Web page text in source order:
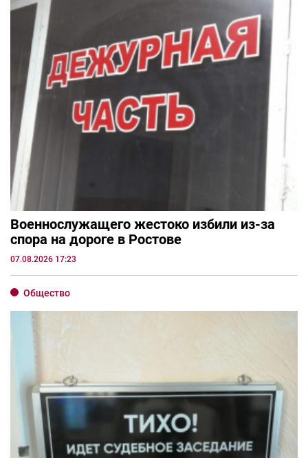
Военнослужащего жестоко избили из-за
спора на дороге в Ростове
07.08.2026 17:23
Общество